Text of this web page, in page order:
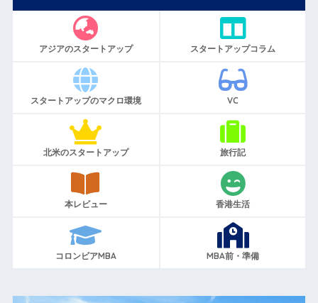
アジアのスタートアップ スタートアップコラム
スタートアップのマクロ環境 VC
北米のスタートアップ 旅行記
本レビュー 香港生活
コロンビアMBA MBA前・準備